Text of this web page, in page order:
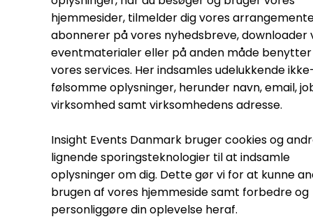
hjemmesider, tilmelder dig vores
abonnerer på vores nyhedsbreve, downloader
eventmaterialer eller på anden måde benytter
vores services. Her indsamles udelukkende
følsomme oplysninger, herunder navn, email,
virksomhed samt virksomhedens adresse.
Insight Events Danmark bruger cookies og
lignende sporingsteknologier til at indsamle
oplysninger om dig. Dette gør vi for at kunne
brugen af vores hjemmeside samt forbedre og
personliggøre din oplevelse heraf.